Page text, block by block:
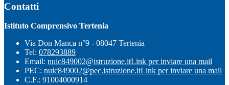
Contatti
Istituto Comprensivo Tertenia
Via Don Manca n°9 - 08047 Tertenia
Tel: 078293889
Email: nuic849002@istruzione.itLink per inviare una mail
PEC: nuic849002@pec.istruzione.itLink per inviare una mail
C.F.: 91004000914